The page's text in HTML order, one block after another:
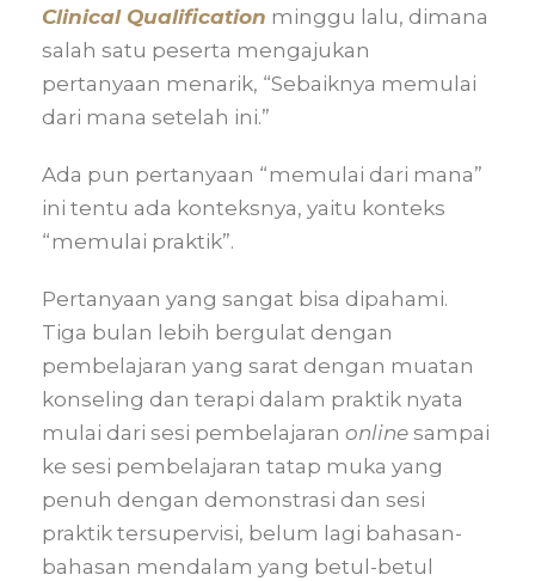
Clinical Qualification minggu lalu, dimana
salah satu peserta mengajukan
pertanyaan menarik, “Sebaiknya memulai
dari mana setelah ini.”
Ada pun pertanyaan “memulai dari mana”
ini tentu ada konteksnya, yaitu konteks
“memulai praktik”.
Pertanyaan yang sangat bisa dipahami.
Tiga bulan lebih bergulat dengan
pembelajaran yang sarat dengan muatan
konseling dan terapi dalam praktik nyata
mulai dari sesi pembelajaran online sampai
ke sesi pembelajaran tatap muka yang
penuh dengan demonstrasi dan sesi
praktik tersupervisi, belum lagi bahasan-
bahasan mendalam yang betul-betul